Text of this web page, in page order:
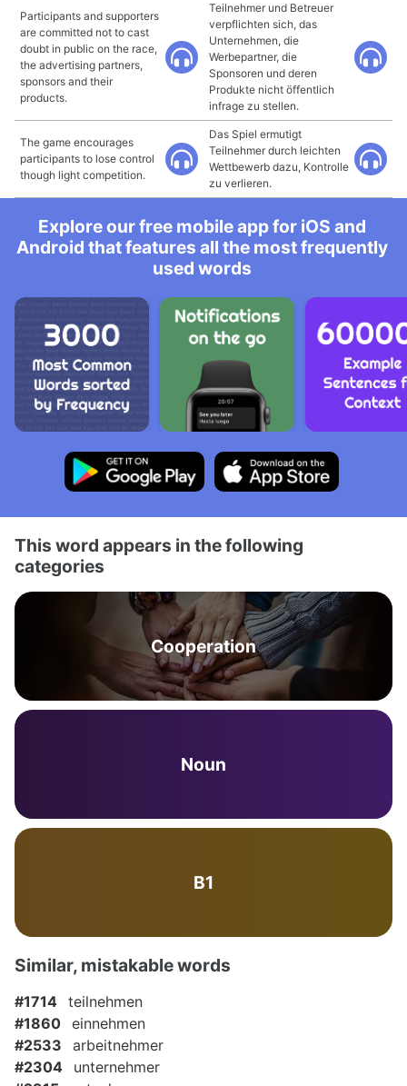
Participants and supporters
are committed not to cast
doubt in public on the race,
the advertising partners,
sponsors and their
products.
Teilnehmer und Betreuer
verpflichten sich, das
Unternehmen, die
Werbepartner, die
Sponsoren und deren
Produkte nicht öffentlich
infrage zu stellen.
The game encourages
participants to lose control
though light competition.
Das Spiel ermutigt
Teilnehmer durch leichten
Wettbewerb dazu, Kontrolle
zu verlieren.
Explore our free mobile app for iOS and
Android that features all the most frequently
used words
This word appears in the following
categories
Cooperation
Noun
B1
Similar, mistakable words
#1714 teilnehmen
#1860 einnehmen
#2533
arbeitnehmer
#2304
unternehmer